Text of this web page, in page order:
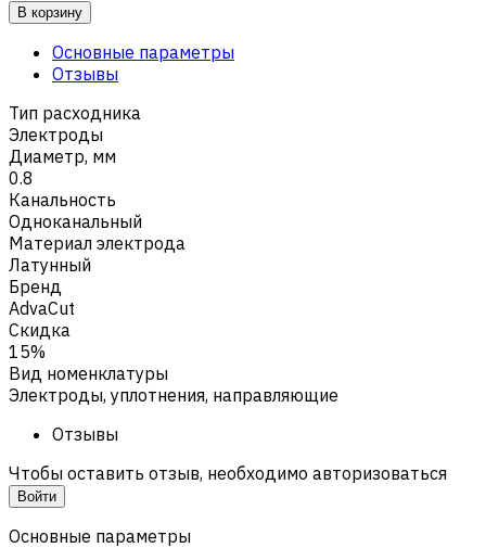
В корзину
Основные параметры
Отзывы
Тип расходника
Электроды
Диаметр, мм
0.8
Канальность
Одноканальный
Материал электрода
Латунный
Бренд
AdvaCut
Скидка
15%
Вид номенклатуры
Электроды, уплотнения, направляющие
Отзывы
Чтобы оставить отзыв, необходимо авторизоваться
Войти
Основные параметры